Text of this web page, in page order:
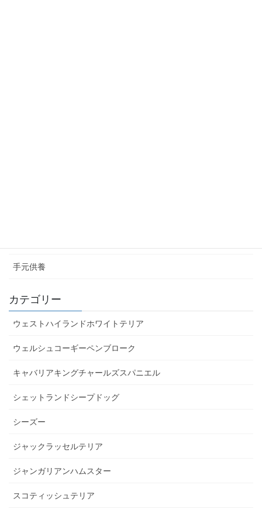
手元供養
カテゴリー
ウェストハイランドホワイトテリア
ウェルシュコーギーペンブローク
キャバリアキングチャールズスパニエル
シェットランドシープドッグ
シーズー
ジャックラッセルテリア
ジャンガリアンハムスター
スコティッシュテリア